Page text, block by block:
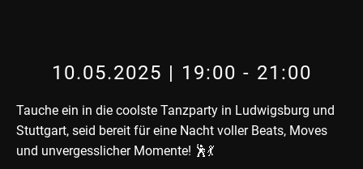
10.05.2025 | 19:00 - 21:00
Tauche ein in die coolste Tanzparty in Ludwigsburg und
Stuttgart, seid bereit für eine Nacht voller Beats, Moves
und unvergesslicher Momente! 🕺💃